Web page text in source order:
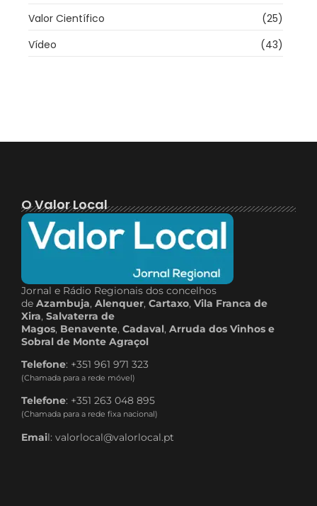
Valor Científico
(25)
Vídeo
(43)
O Valor Local
Jornal e Rádio Regionais dos concelhos
de Azambuja, Alenquer, Cartaxo, Vila Franca de
Xira, Salvaterra de
Magos, Benavente, Cadaval, Arruda dos Vinhos e
Sobral de Monte Agraçol
Telefone: +351 961 971 323
(Chamada para a rede móvel)
Telefone: +351 263 048 895
(Chamada para a rede fixa nacional)
Email: valorlocal@valorlocal.pt